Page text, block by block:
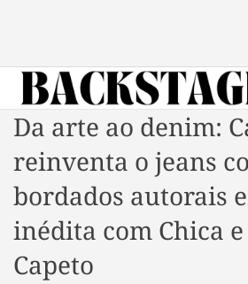
B
a
c
k
s
t
g
Da arte ao denim:
reinventa o jeans
bordados autorais
inédita com Chica
Capeto